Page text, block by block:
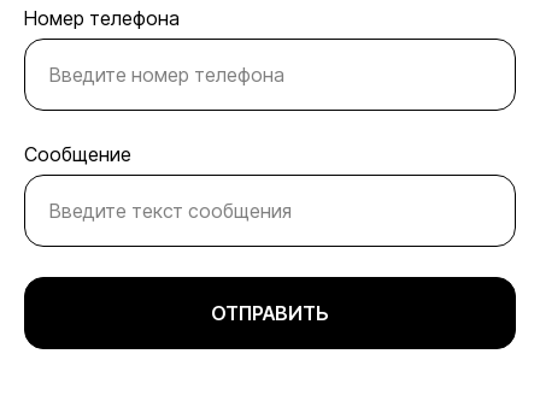
Номер телефона
Сообщение
ОТПРАВИТЬ